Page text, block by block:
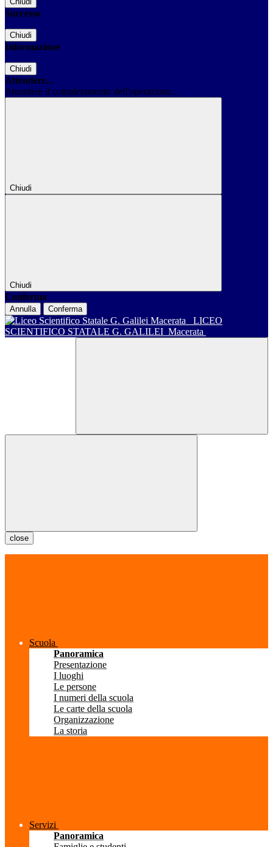
Successo
Chiudi
Informazione
Chiudi
Attendere...
Attendere il completamento dell'operazione...
Chiudi
Chiudi
Conferma
Annulla Conferma
LICEO
SCIENTIFICO STATALE G. GALILEI Macerata
close
Scuola
Panoramica
Presentazione
I luoghi
Le persone
I numeri della scuola
Le carte della scuola
Organizzazione
La storia
Servizi
Panoramica